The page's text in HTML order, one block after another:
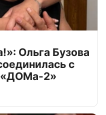
Ольга Бузова
с
«ДОМа-2»